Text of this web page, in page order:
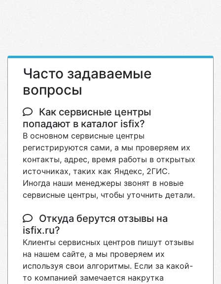
Часто задаваемые
вопросы
Как сервисные центры
попадают в каталог isfix?
В основном сервисные центры
регистрируются сами, а мы проверяем их
контакты, адрес, время работы в открытых
источниках, таких как Яндекс, 2ГИС.
Иногда наши менеджеры звонят в новые
сервисные центры, чтобы уточнить детали.
Откуда берутся отзывы на
isfix.ru?
Клиенты сервисных центров пишут отзывы
на нашем сайте, а мы проверяем их
используя свои алгоритмы. Если за какой-
то компанией замечается накрутка